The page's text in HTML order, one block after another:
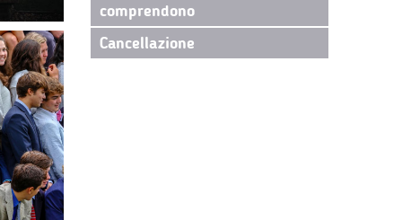
comprendono
Cancellazione